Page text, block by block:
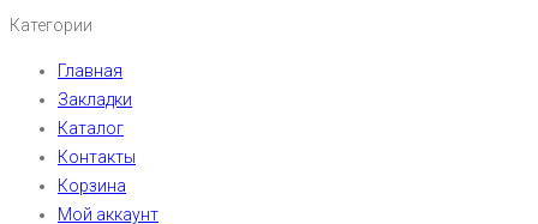
Категории
Главная
Закладки
Каталог
Контакты
Корзина
Мой аккаунт